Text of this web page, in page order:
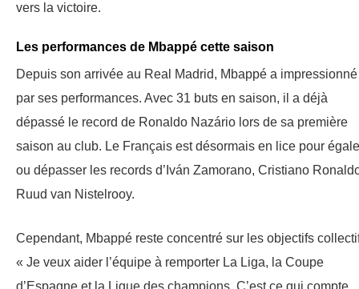
vers la victoire.
Les performances de Mbappé cette saison
Depuis son arrivée au Real Madrid, Mbappé a impressionné
par ses performances. Avec 31 buts en saison, il a déjà
dépassé le record de Ronaldo Nazário lors de sa première
saison au club. Le Français est désormais en lice pour
ou dépasser les records d’Iván Zamorano, Cristiano
Ruud van Nistelrooy.
Cependant, Mbappé reste concentré sur les objectifs
« Je veux aider l’équipe à remporter La Liga, la Coupe